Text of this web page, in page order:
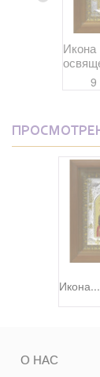
Икона
9
Икона...
О НАС